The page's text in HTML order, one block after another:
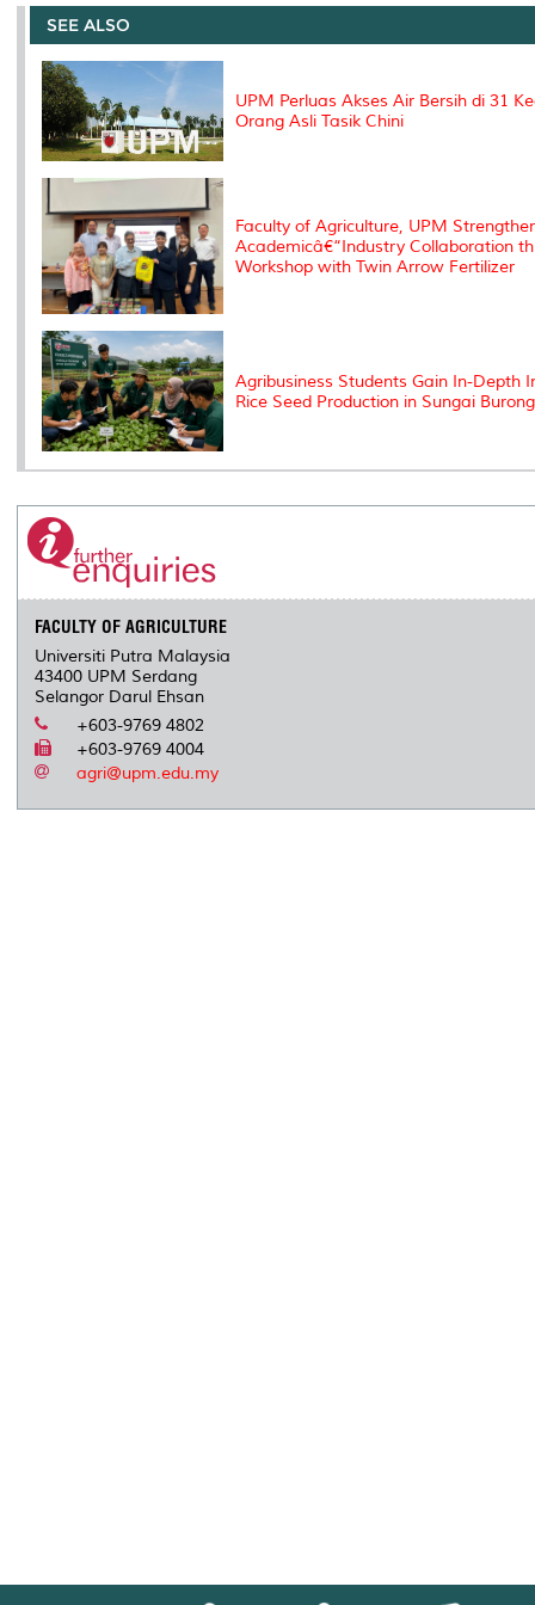
o
o
k
r
I
n
n
e
SEE ALSO
UPM Perluas Akses Air Bersih di 31
Orang Asli Tasik Chini
Faculty of Agriculture, UPM
Academicâ€“Industry Collaboration
Workshop with Twin Arrow Fertilizer
Agribusiness Students Gain In-Depth
Rice Seed Production in Sungai Burong
FACULTY OF AGRICULTURE
Universiti Putra Malaysia
43400 UPM Serdang
Selangor Darul Ehsan
+603-9769 4802
+603-9769 4004
agri@upm.edu.my